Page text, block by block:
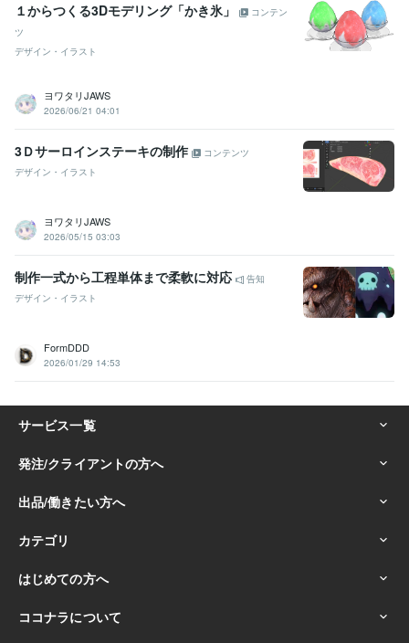
１からつくる3Dモデリング「かき氷」
コンテン
ツ
デザイン・イラスト
ヨワタリJAWS
2026/06/21 04:01
3Ｄサーロインステーキの制作
コンテンツ
デザイン・イラスト
ヨワタリJAWS
2026/05/15 03:03
制作一式から工程単体まで柔軟に対応
告知
デザイン・イラスト
FormDDD
2026/01/29 14:53